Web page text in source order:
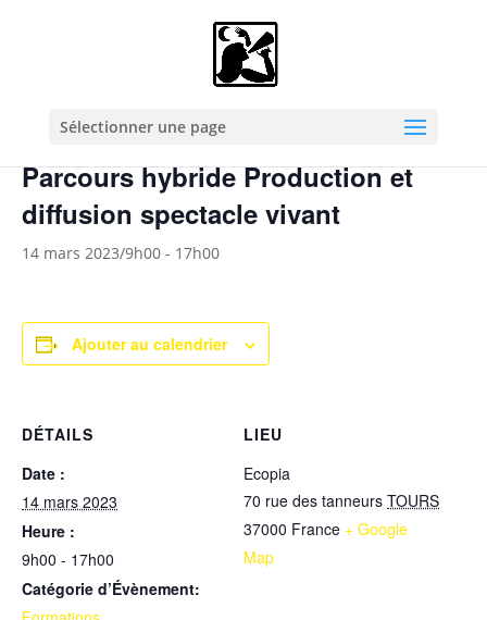
Sélectionner une page
Cet évènement est passé.
Parcours hybride Production et
diffusion spectacle vivant
14 mars 2023/9h00 - 17h00
Ajouter au calendrier
DÉTAILS
Date :
14 mars 2023
Heure :
9h00 - 17h00
Catégorie d’Évènement:
LIEU
Ecopia
70 rue des tanneurs TOURS
37000 France + Google
Map